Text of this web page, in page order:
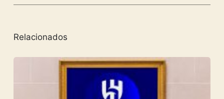
Relacionados